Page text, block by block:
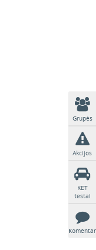
Grupės
Akcijos
KET
testai